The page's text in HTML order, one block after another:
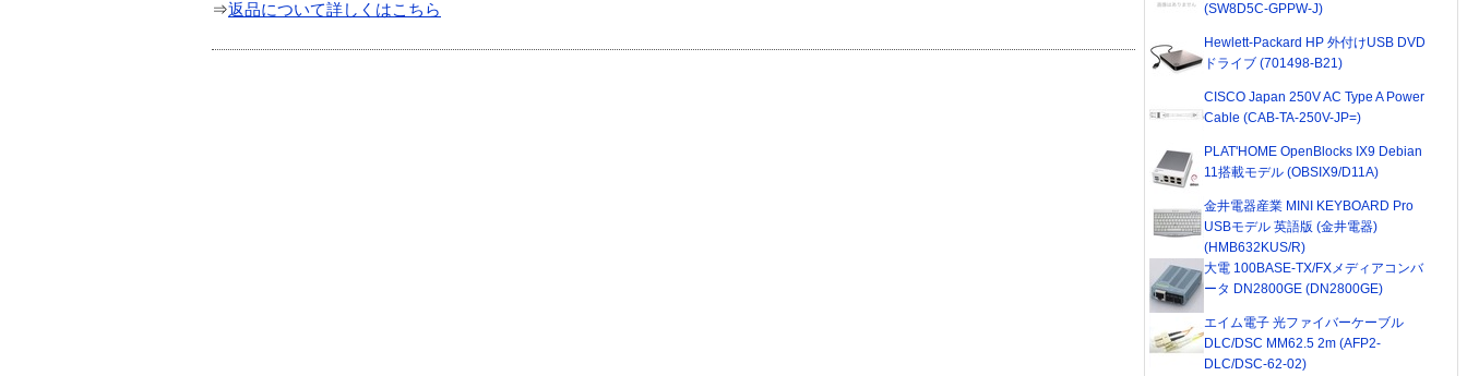
⇒返品について詳しくはこちら
(SW8D5C-GPPW-J)
Hewlett-Packard HP 外付けUSB DVD
ドライブ (701498-B21)
CISCO Japan 250V AC Type A Power
Cable (CAB-TA-250V-JP=)
PLAT'HOME OpenBlocks IX9 Debian
11搭載モデル (OBSIX9/D11A)
金井電器産業 MINI KEYBOARD Pro
USBモデル 英語版 (金井電器)
(HMB632KUS/R)
大電 100BASE-TX/FXメディアコンバ
ータ DN2800GE (DN2800GE)
エイム電子 光ファイバーケーブル
DLC/DSC MM62.5 2m (AFP2-
DLC/DSC-62-02)